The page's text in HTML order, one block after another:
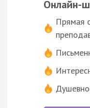
Онлайн-
Прямая